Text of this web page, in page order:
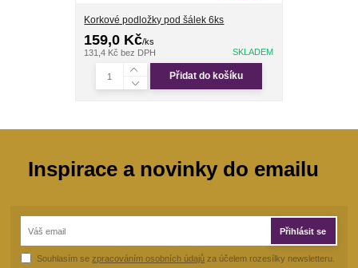
Korkové podložky pod šálek 6ks
159,0 Kč/ks
131,4 Kč bez DPH SKLADEM
Přidat do košíku
Inspirace a novinky do emailu
Přihlásit se
Souhlasím se zpracováním osobních údajů za účelem rozesílky newsletteru.